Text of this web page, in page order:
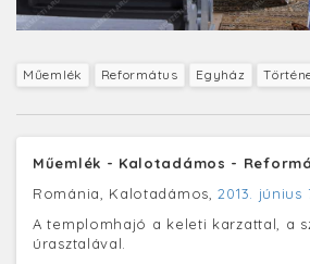
Műemlék Református Egyház
Műemlék - Kalotadámos -
Románia, Kalotadámos,2013. június
A templomhajó a keleti karzattal, a
úrasztalával.